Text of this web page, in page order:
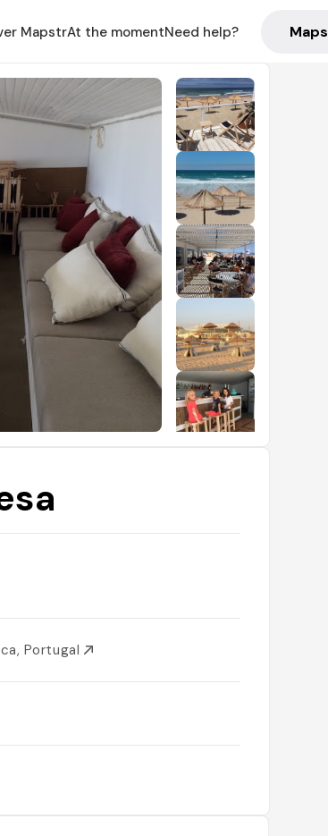
MapstrAt the momentNeed help?
Portugal